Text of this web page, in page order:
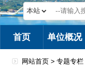
首页 单位概况
网站首页 > 专题专栏